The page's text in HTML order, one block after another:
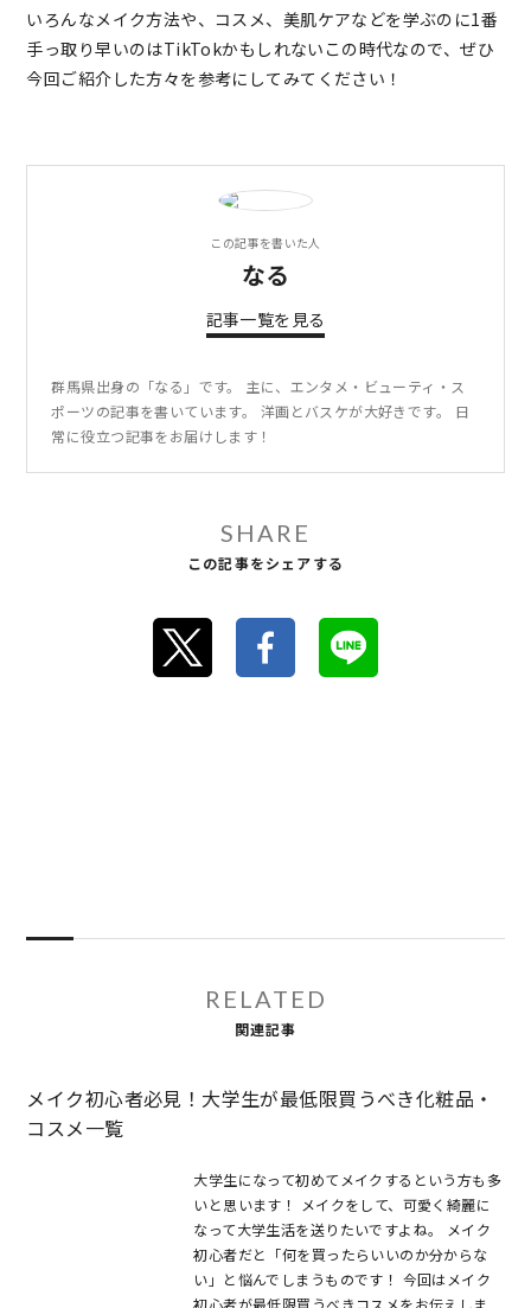
いろんなメイク方法や、コスメ、美肌ケアなどを学ぶのに1番
手っ取り早いのはTikTokかもしれないこの時代なので、ぜひ
今回ご紹介した方々を参考にしてみてください！
この記事を書いた人
なる
記事一覧を見る
群馬県出身の「なる」です。 主に、エンタメ・ビューティ・ス
ポーツの記事を書いています。 洋画とバスケが大好きです。 日
常に役立つ記事をお届けします！
SHARE
この記事をシェアする
RELATED
関連記事
メイク初心者必見！大学生が最低限買うべき化粧品・
コスメ一覧
大学生になって初めてメイクするという方も多
いと思います！ メイクをして、可愛く綺麗に
なって大学生活を送りたいですよね。 メイク
初心者だと「何を買ったらいいのか分からな
い」と悩んでしまうものです！ 今回はメイク
初心者が最低限買うべきコスメをお伝えしま